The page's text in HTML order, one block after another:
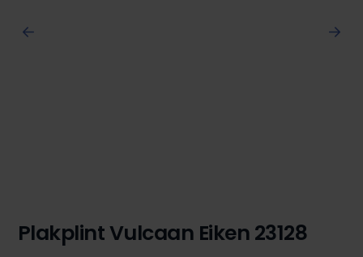
Plakplint Vulcaan Eiken 23128